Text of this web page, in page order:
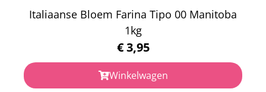
Italiaanse Bloem Farina Tipo 00 Manitoba
1kg
€3,95
Winkelwagen